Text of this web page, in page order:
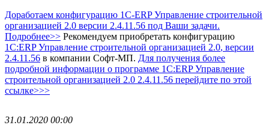
Доработаем конфигурацию 1С-ERP Управление строительной
организацией 2.0 версии 2.4.11.56 под Ваши задачи.
Подробнее>> Рекомендуем приобретать конфигурацию
1С:ERP Управление строительной организацией 2.0, версии
2.4.11.56 в компании Софт-МП. Для получения более
подробной информации о программе 1С:ERP Управление
строительной организацией 2.0 2.4.11.56 перейдите по этой
ссылке>>>
31.01.2020 00:00